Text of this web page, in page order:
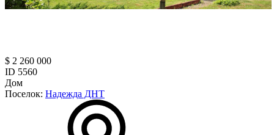
$ 2 260 000
ID 5560
Дом
Поселок: Надежда ДНТ